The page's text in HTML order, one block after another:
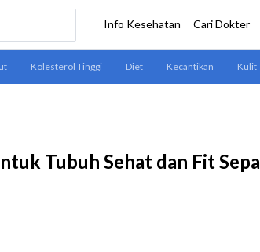
Tubuh Sehat dan Fit